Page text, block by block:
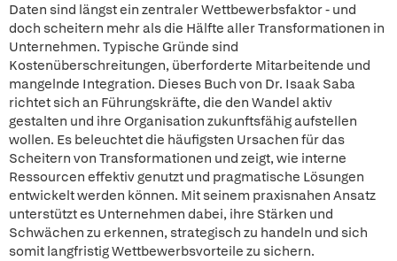
Daten sind längst ein zentraler Wettbewerbsfaktor - und
doch scheitern mehr als die Hälfte aller Transformationen in
Unternehmen. Typische Gründe sind
Kostenüberschreitungen, überforderte Mitarbeitende und
mangelnde Integration. Dieses Buch von Dr. Isaak Saba
richtet sich an Führungskräfte, die den Wandel aktiv
gestalten und ihre Organisation zukunftsfähig aufstellen
wollen. Es beleuchtet die häufigsten Ursachen für das
Scheitern von Transformationen und zeigt, wie interne
Ressourcen effektiv genutzt und pragmatische Lösungen
entwickelt werden können. Mit seinem praxisnahen Ansatz
unterstützt es Unternehmen dabei, ihre Stärken und
Schwächen zu erkennen, strategisch zu handeln und sich
somit langfristig Wettbewerbsvorteile zu sichern.